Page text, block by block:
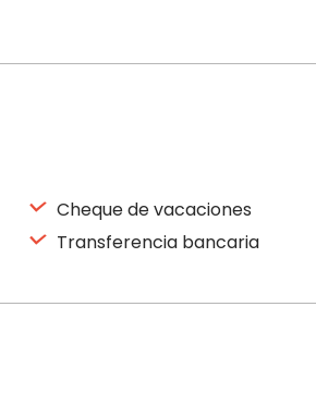
Cheque de vacaciones
Transferencia bancaria